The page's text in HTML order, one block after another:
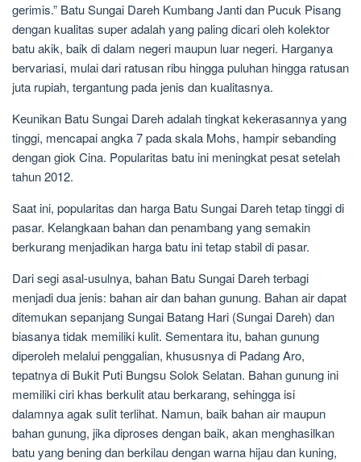
gerimis.” Batu Sungai Dareh Kumbang Janti dan Pucuk Pisang
dengan kualitas super adalah yang paling dicari oleh kolektor
batu akik, baik di dalam negeri maupun luar negeri. Harganya
bervariasi, mulai dari ratusan ribu hingga puluhan hingga ratusan
juta rupiah, tergantung pada jenis dan kualitasnya.
Keunikan Batu Sungai Dareh adalah tingkat kekerasannya yang
tinggi, mencapai angka 7 pada skala Mohs, hampir sebanding
dengan giok Cina. Popularitas batu ini meningkat pesat setelah
tahun 2012.
Saat ini, popularitas dan harga Batu Sungai Dareh tetap tinggi di
pasar. Kelangkaan bahan dan penambang yang semakin
berkurang menjadikan harga batu ini tetap stabil di pasar.
Dari segi asal-usulnya, bahan Batu Sungai Dareh terbagi
menjadi dua jenis: bahan air dan bahan gunung. Bahan air dapat
ditemukan sepanjang Sungai Batang Hari (Sungai Dareh) dan
biasanya tidak memiliki kulit. Sementara itu, bahan gunung
diperoleh melalui penggalian, khususnya di Padang Aro,
tepatnya di Bukit Puti Bungsu Solok Selatan. Bahan gunung ini
memiliki ciri khas berkulit atau berkarang, sehingga isi
dalamnya agak sulit terlihat. Namun, baik bahan air maupun
bahan gunung, jika diproses dengan baik, akan menghasilkan
batu yang bening dan berkilau dengan warna hijau dan kuning,